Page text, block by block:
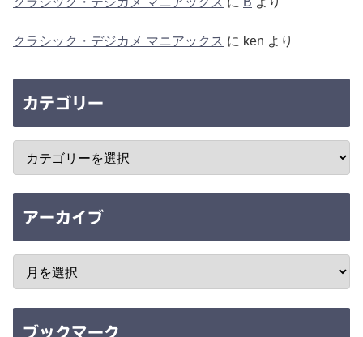
クラシック・デジカメ マニアックス に ken より
カテゴリー
アーカイブ
ブックマーク